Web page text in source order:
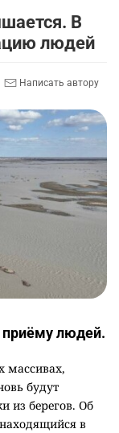
В
людей
Написать автору
людей.
будут
из берегов. Об
в